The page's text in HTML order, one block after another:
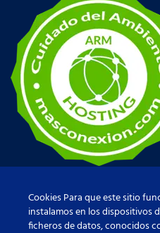
Cookies Para que este sitio
instalamos en los dispositivos
ficheros de datos, conocidos